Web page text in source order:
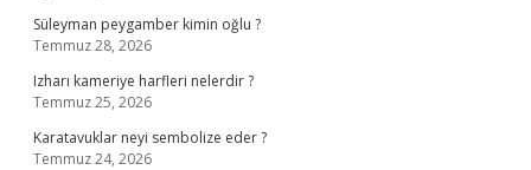
Süleyman peygamber kimin oğlu ?
Temmuz 28, 2026
Izharı kameriye harfleri nelerdir ?
Temmuz 25, 2026
Karatavuklar neyi sembolize eder ?
Temmuz 24, 2026